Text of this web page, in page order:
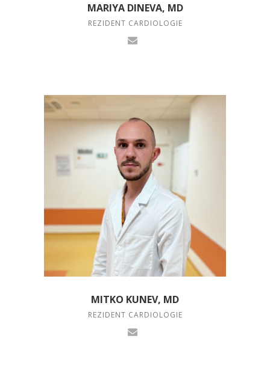
MARIYA DINEVA, MD
REZIDENT CARDIOLOGIE
MITKO KUNEV, MD
REZIDENT CARDIOLOGIE